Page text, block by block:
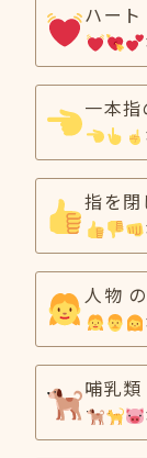
ハー
一本
指を
人物
哺乳